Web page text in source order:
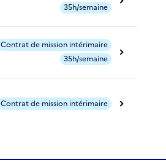
35h/semaine
Contrat de mission intérimaire
35h/semaine
Contrat de mission intérimaire